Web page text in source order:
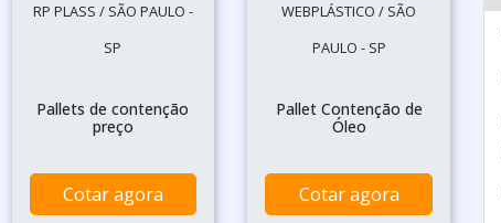
RP PLASS / SÃO PAULO -
SP
Pallets de contenção
preço
Cotar agora
WEBPLÁSTICO / SÃO
PAULO - SP
Pallet Contenção de
Óleo
Cotar agora